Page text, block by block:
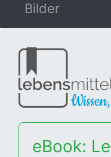
Bilder
eBook: